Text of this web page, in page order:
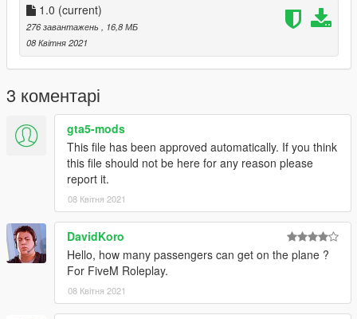
1.0 (current)
276 завантажень
, 16,8 МБ
08 Квітня 2021
3 коментарі
gta5-mods
This file has been approved automatically. If you think
this file should not be here for any reason please
report it.
08 Квітня 2021
DavidKoro
Hello, how many passengers can get on the plane ?
For FiveM Roleplay.
08 Квітня 2021